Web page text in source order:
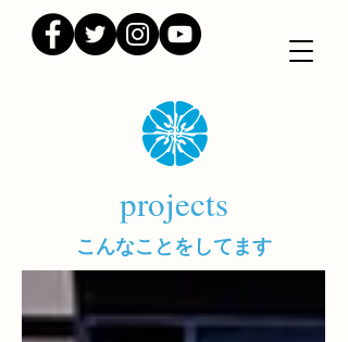
projects
こんなことをしてます